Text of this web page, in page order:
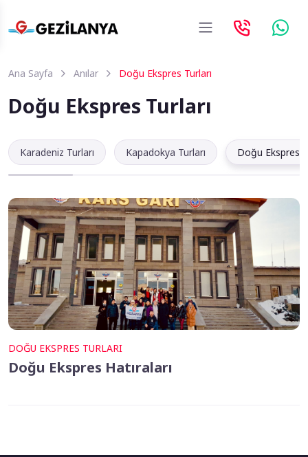
Ana Sayfa Anılar Doğu Ekspres Turları
Doğu Ekspres Turları
Karadeniz Turları Kapadokya Turları Doğu Ekspres
DOĞU EKSPRES TURLARI
Doğu Ekspres Hatıraları